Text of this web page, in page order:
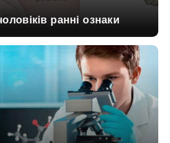
ранні ознаки